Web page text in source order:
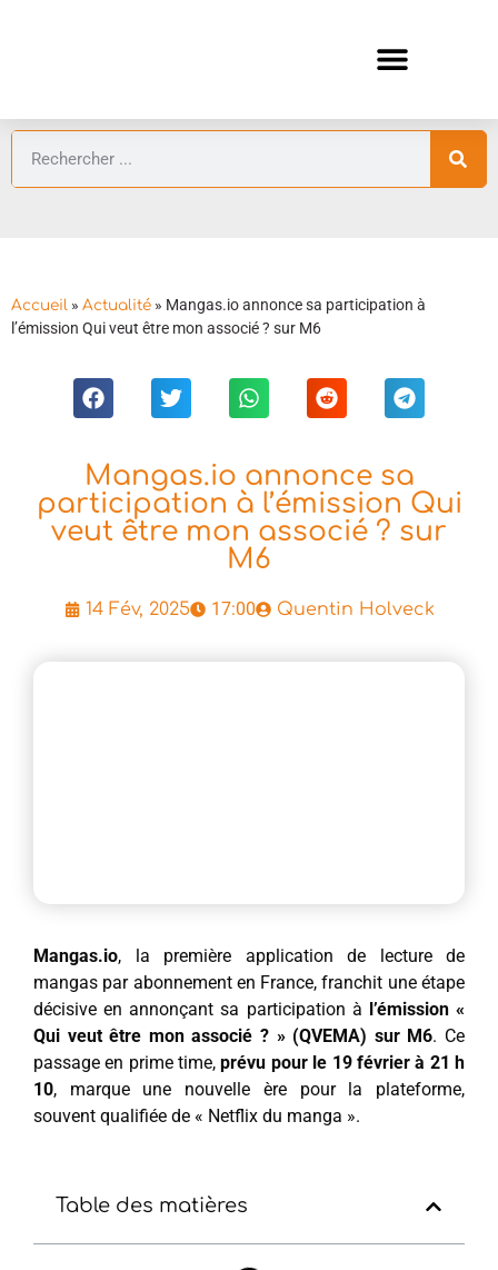
Accueil » Actualité » Mangas.io annonce sa participation à
l’émission Qui veut être mon associé ? sur M6
Mangas.io annonce sa
participation à l’émission Qui
veut être mon associé ? sur
M6
14 Fév, 2025 17:00 Quentin Holveck
Mangas.io, la première application de lecture de
mangas par abonnement en France, franchit une étape
décisive en annonçant sa participation à l’émission «
Qui veut être mon associé ? » (QVEMA) sur M6. Ce
passage en prime time,prévu pour le 19 février à 21 h
10, marque une nouvelle ère pour la plateforme,
souvent qualifiée de « Netflix du manga ».
Table des matières